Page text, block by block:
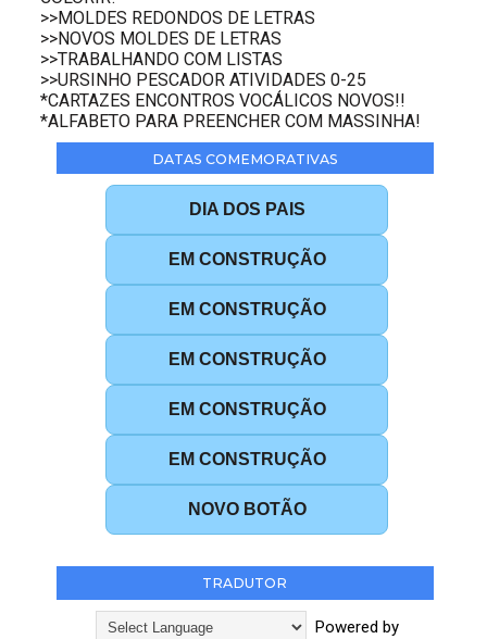
>>MOLDES REDONDOS DE LETRAS
>>NOVOS MOLDES DE LETRAS
>>TRABALHANDO COM LISTAS
>>URSINHO PESCADOR ATIVIDADES 0-25
*CARTAZES ENCONTROS VOCÁLICOS NOVOS!!
*ALFABETO PARA PREENCHER COM MASSINHA!
DATAS COMEMORATIVAS
DIA DOS PAIS
EM CONSTRUÇÃO
EM CONSTRUÇÃO
EM CONSTRUÇÃO
EM CONSTRUÇÃO
EM CONSTRUÇÃO
NOVO BOTÃO
TRADUTOR
Powered by